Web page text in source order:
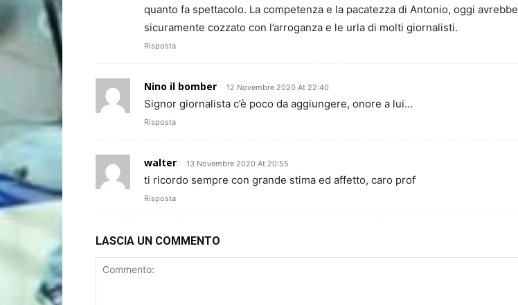
quanto fa spettacolo. La competenza e la pacatezza di Antonio, oggi avrebbe
sicuramente cozzato con l’arroganza e le urla di molti giornalisti.
Risposta
Nino il bomber 12 Novembre 2020 At 22:40
Signor giornalista c’è poco da aggiungere, onore a lui…
Risposta
walter 13 Novembre 2020 At 20:55
ti ricordo sempre con grande stima ed affetto, caro prof
Risposta
LASCIA UN COMMENTO